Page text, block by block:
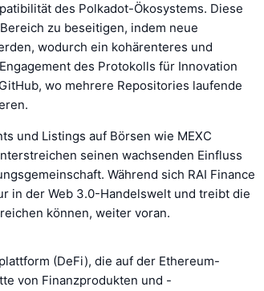
des Polkadot-Ökosystems. Diese
zu beseitigen, indem neue
wodurch ein kohärenteres und
des Protokolls für Innovation
wo mehrere Repositories laufende
und Listings auf Börsen wie MEXC
seinen wachsenden Einfluss
Während sich RAI Finance
in der Web 3.0-Handelswelt und treibt die
können, weiter voran.
(DeFi), die auf der Ethereum-
von Finanzprodukten und -